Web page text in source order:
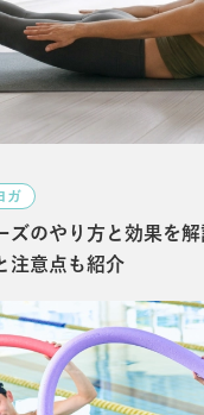
ガ
ズのやり方と効果を
注意点も紹介